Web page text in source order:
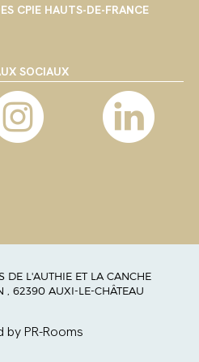
CPIE HAUTS-DE-FRANCE
SOCIAUX
DE L'AUTHIE ET LA CANCHE
, 62390 AUXI-LE-CHÂTEAU
by PR-Rooms